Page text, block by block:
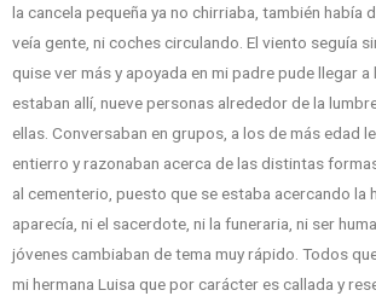
la cancela pequeña ya no chirriaba, también había
veía gente, ni coches circulando. El viento seguía
quise ver más y apoyada en mi padre pude llegar
estaban allí, nueve personas alrededor de la
ellas. Conversaban en grupos, a los de más edad
entierro y razonaban acerca de las distintas
al cementerio, puesto que se estaba acercando la
aparecía, ni el sacerdote, ni la funeraria, ni ser
jóvenes cambiaban de tema muy rápido. Todos
mi hermana Luisa que por carácter es callada y